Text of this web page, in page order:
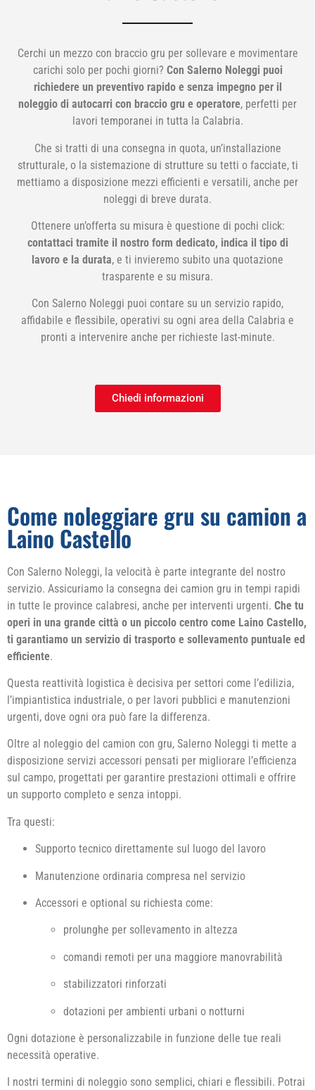
Cerchi un mezzo con braccio gru per sollevare e movimentare
carichi solo per pochi giorni? Con Salerno Noleggi puoi
richiedere un preventivo rapido e senza impegno per il
noleggio di autocarri con braccio gru e operatore, perfetti per
lavori temporanei in tutta la Calabria.
Che si tratti di una consegna in quota, un’installazione
strutturale, o la sistemazione di strutture su tetti o facciate, ti
mettiamo a disposizione mezzi efficienti e versatili, anche per
noleggi di breve durata.
Ottenere un’offerta su misura è questione di pochi click:
contattaci tramite il nostro form dedicato, indica il tipo di
lavoro e la durata, e ti invieremo subito una quotazione
trasparente e su misura.
Con Salerno Noleggi puoi contare su un servizio rapido,
affidabile e flessibile, operativi su ogni area della Calabria e
pronti a intervenire anche per richieste last-minute.
Chiedi informazioni
Come noleggiare gru su camion a
Laino Castello
Con Salerno Noleggi, la velocità è parte integrante del nostro
servizio. Assicuriamo la consegna dei camion gru in tempi rapidi
in tutte le province calabresi, anche per interventi urgenti. Che tu
operi in una grande città o un piccolo centro come Laino Castello,
ti garantiamo un servizio di trasporto e sollevamento puntuale ed
efficiente.
Questa reattività logistica è decisiva per settori come l’edilizia,
l’impiantistica industriale, o per lavori pubblici e manutenzioni
urgenti, dove ogni ora può fare la differenza.
Oltre al noleggio del camion con gru, Salerno Noleggi ti mette a
disposizione servizi accessori pensati per migliorare l’efficienza
sul campo, progettati per garantire prestazioni ottimali e offrire
un supporto completo e senza intoppi.
Tra questi:
Supporto tecnico direttamente sul luogo del lavoro
Manutenzione ordinaria compresa nel servizio
Accessori e optional su richiesta come:
prolunghe per sollevamento in altezza
comandi remoti per una maggiore manovrabilità
stabilizzatori rinforzati
dotazioni per ambienti urbani o notturni
Ogni dotazione è personalizzabile in funzione delle tue reali
necessità operative.
I nostri termini di noleggio sono semplici, chiari e flessibili. Potrai